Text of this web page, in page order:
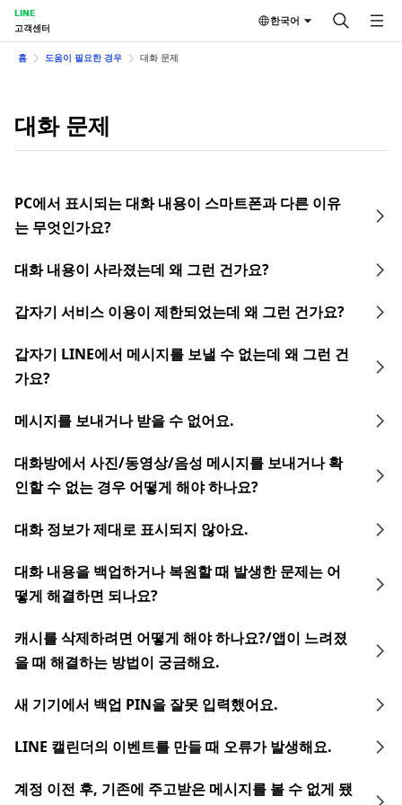
LINE
고객센터
한국어
홈 도움이 필요한 경우 대화 문제
대화 문제
PC에서 표시되는 대화 내용이 스마트폰과 다른 이유
는 무엇인가요?
대화 내용이 사라졌는데 왜 그런 건가요?
갑자기 서비스 이용이 제한되었는데 왜 그런 건가요?
갑자기 LINE에서 메시지를 보낼 수 없는데 왜 그런 건
가요?
메시지를 보내거나 받을 수 없어요.
대화방에서 사진/동영상/음성 메시지를 보내거나 확
인할 수 없는 경우 어떻게 해야 하나요?
대화 정보가 제대로 표시되지 않아요.
대화 내용을 백업하거나 복원할 때 발생한 문제는 어
떻게 해결하면 되나요?
캐시를 삭제하려면 어떻게 해야 하나요?/앱이 느려졌
을 때 해결하는 방법이 궁금해요.
새 기기에서 백업 PIN을 잘못 입력했어요.
LINE 캘린더의 이벤트를 만들 때 오류가 발생해요.
계정 이전 후, 기존에 주고받은 메시지를 볼 수 없게 됐